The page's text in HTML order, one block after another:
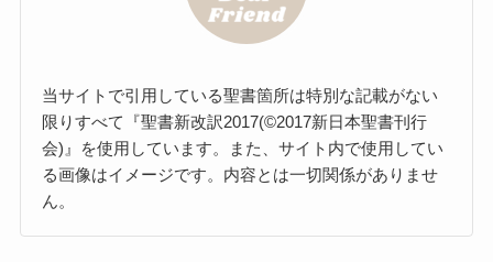
当サイトで引用している聖書箇所は特別な記載がない
限りすべて『聖書新改訳2017(©2017新日本聖書刊行
会)』を使用しています。また、サイト内で使用してい
る画像はイメージです。内容とは一切関係がありませ
ん。